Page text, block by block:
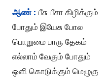
ஆண் : பீசு பீசா கிழிக்கும்
போதும் இயேசு போல
பொறுமை பாரு தேகம்
எல்லாம் வேகும் போதும்
ஒளி கொடுக்கும் மெழுகு